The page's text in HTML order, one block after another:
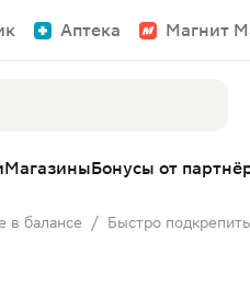
Аптека Магнит
МагазиныБонусы от
в балансе / Быстро